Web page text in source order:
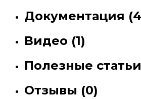
Документация
Видео (1)
Полезные
Отзывы (0)